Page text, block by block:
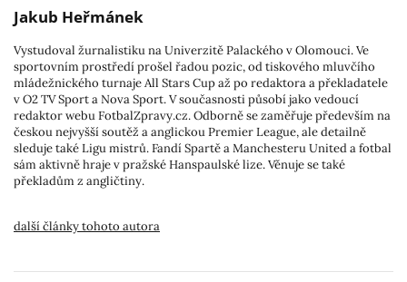
Jakub Heřmánek
Vystudoval žurnalistiku na Univerzitě Palackého v Olomouci. Ve
sportovním prostředí prošel řadou pozic, od tiskového mluvčího
mládežnického turnaje All Stars Cup až po redaktora a překladatele
v O2 TV Sport a Nova Sport. V současnosti působí jako vedoucí
redaktor webu FotbalZpravy.cz. Odborně se zaměřuje především na
českou nejvyšší soutěž a anglickou Premier League, ale detailně
sleduje také Ligu mistrů. Fandí Spartě a Manchesteru United a fotbal
sám aktivně hraje v pražské Hanspaulské lize. Věnuje se také
překladům z angličtiny.
další články tohoto autora